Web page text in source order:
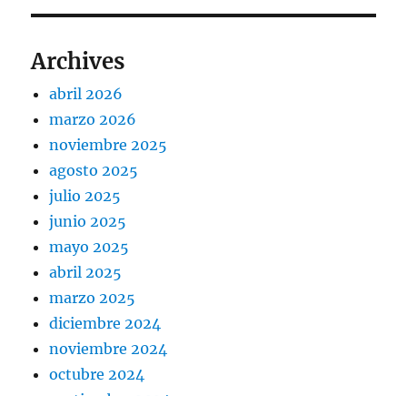
Archives
abril 2026
marzo 2026
noviembre 2025
agosto 2025
julio 2025
junio 2025
mayo 2025
abril 2025
marzo 2025
diciembre 2024
noviembre 2024
octubre 2024